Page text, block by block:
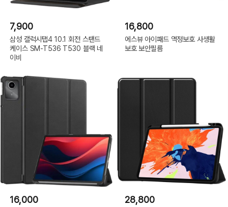
7,900
삼성 갤럭시탭4 10.1 회전 스탠드
케이스 SM-T536 T530 블랙 네
이비
16,800
에스뷰 아이패드 액정보호 사생활
보호 보안필름
16,000 28,800